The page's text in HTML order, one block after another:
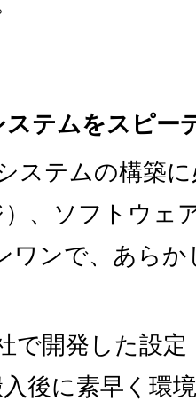
テムをスピー
ステムの構築
、ソフトウェ
ワンで、あら
で開発した設
後に素早く環